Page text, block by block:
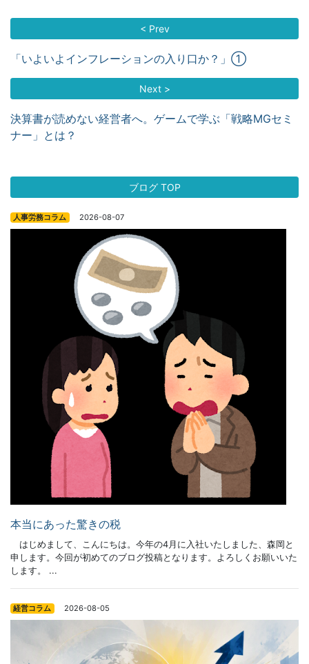
< Prev
「いよいよインフレーションの入り口か？」①
Next >
決算書が読めない経営者へ。ゲームで学ぶ「戦略MGセミ
ナー」とは？
ブログ TOP
人事労務コラム 2026-08-07
本当にあった驚きの税
はじめまして、こんにちは。今年の4月に入社いたしました、森岡と
申します。今回が初めてのブログ投稿となります。よろしくお願いいた
します。 ...
経営コラム 2026-08-05